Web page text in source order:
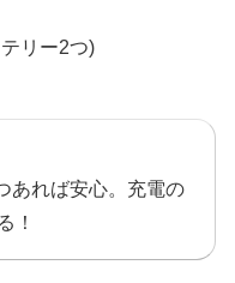
リー2つ)
あれば安心。充電の
！